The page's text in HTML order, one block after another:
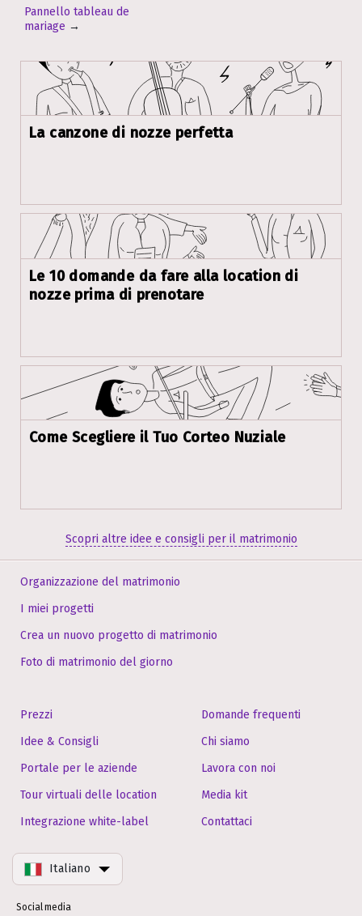
Pannello tableau de
mariage →
La canzone di nozze perfetta
Le 10 domande da fare alla location di
nozze prima di prenotare
Come Scegliere il Tuo Corteo Nuziale
Scopri altre idee e consigli per il matrimonio
Organizzazione del matrimonio
I miei progetti
Crea un nuovo progetto di matrimonio
Foto di matrimonio del giorno
Prezzi
Idee & Consigli
Portale per le aziende
Tour virtuali delle location
Integrazione white-label
Domande frequenti
Chi siamo
Lavora con noi
Media kit
Contattaci
Italiano
Social media